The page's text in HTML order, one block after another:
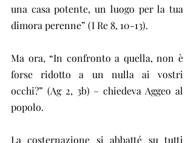
una casa potente, un luogo per la tua
dimora perenne” (I Re 8, 10-13).
Ma ora, “In confronto a quella, non è
forse ridotto a un nulla ai vostri
occhi?” (Ag 2, 3b) – chiedeva Aggeo al
popolo.
La costernazione si abbatté su tutti